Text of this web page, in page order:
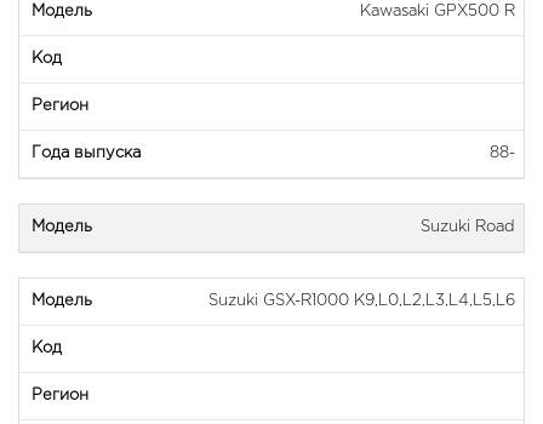
Kawasaki GPX500 R
88-
Suzuki Road
Suzuki GSX-R1000 K9,L0,L2,L3,L4,L5,L6